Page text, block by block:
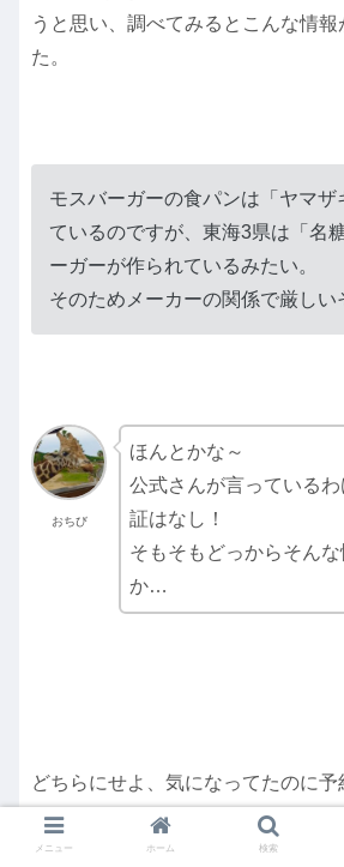
うと思い、調べてみるとこんな情
た。
モスバーガーの食パンは「ヤマザ
ているのですが、東海3県は「名
ーガーが作られているみたい。
そのためメーカーの関係で厳しい
おちび
ほんとかな～
公式さんが言っている
証はなし！
そもそもどっからそん
か…
どちらにせよ、気になってたのに予
って思った方もたくさんいたはず
メニュー ホーム 検索